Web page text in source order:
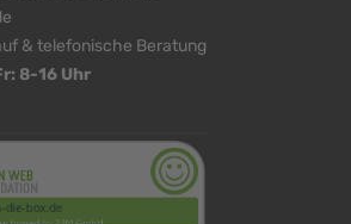
& telefonische Beratung
8-16 Uhr